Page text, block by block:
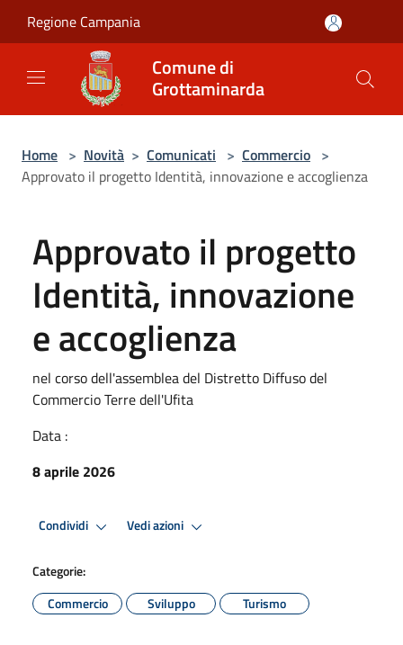
Regione Campania
Comune di
Grottaminarda
Home > Novità > Comunicati > Commercio >
Approvato il progetto Identità, innovazione e accoglienza
Approvato il progetto
Identità, innovazione
e accoglienza
nel corso dell'assemblea del Distretto Diffuso del
Commercio Terre dell'Ufita
Data :
8 aprile 2026
Condividi Vedi azioni
Categorie:
Commercio
Sviluppo Turismo